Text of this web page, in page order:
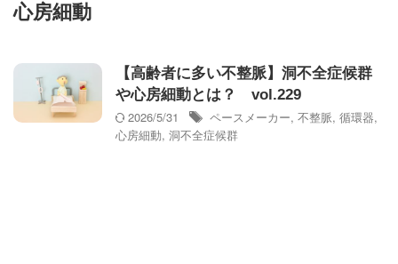
心房細動
【高齢者に多い不整脈】洞不全症候群
や心房細動とは？ vol.229
2026/5/31
ペースメーカー, 不整脈, 循環器,
心房細動, 洞不全症候群